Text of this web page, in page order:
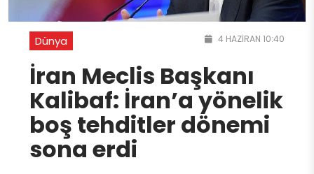
Dünya 4 HAZIRAN 10:40
İran Meclis Başkanı
Kalibaf: İran’a yönelik
boş tehditler dönemi
sona erdi